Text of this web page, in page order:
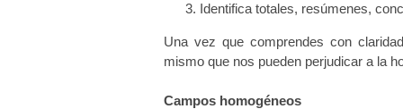
Identifica totales, resúmenes,
Una vez que comprendes con
mismo que nos pueden perjudicar a la
Campos homogéneos